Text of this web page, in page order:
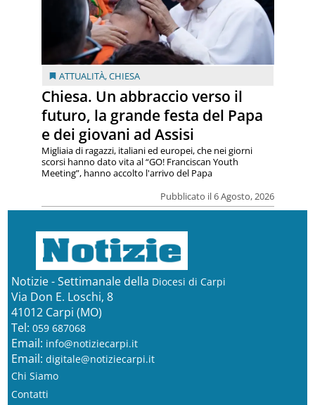
ATTUALITÀ,CHIESA
Chiesa. Un abbraccio verso il
futuro, la grande festa del Papa
e dei giovani ad Assisi
Pubblicato il 6 Agosto, 2026
Migliaia di ragazzi, italiani ed europei, che nei giorni
scorsi hanno dato vita al “GO! Franciscan Youth
Meeting”, hanno accolto l'arrivo del Papa
Notizie - Settimanale della Diocesi di Carpi
Via Don E. Loschi, 8
41012 Carpi (MO)
Tel: 059 687068
Email: info@notiziecarpi.it
Email: digitale@notiziecarpi.it
Chi Siamo
Contatti